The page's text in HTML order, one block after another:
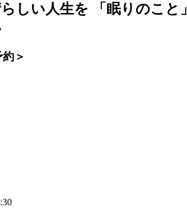
しい人生を
「眠りのこと」
＞